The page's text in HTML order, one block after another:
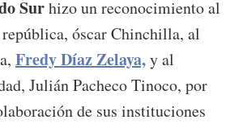
Surhizo un reconocimiento al
óscar Chinchilla, al
Fredy Díaz Zelaya,y al
Julián Pacheco Tinoco, por
de sus instituciones